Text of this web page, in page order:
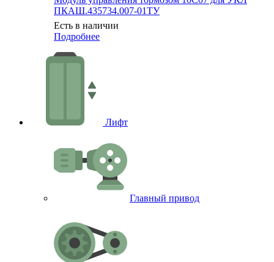
ПКАШ.435734.007-01ТУ
Есть в наличии
Подробнее
Лифт
Главный привод